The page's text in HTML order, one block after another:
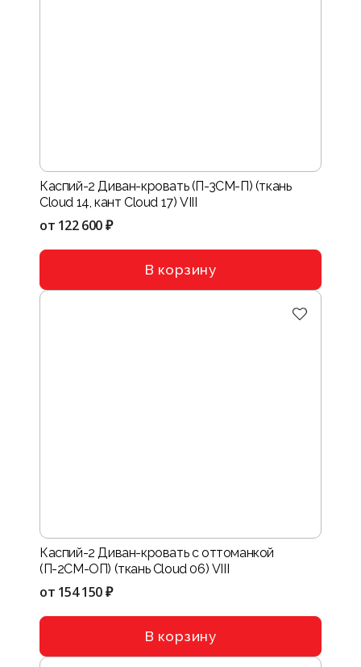
Каспий-2 Диван-кровать (П-3СМ-П) (ткань
Cloud 14, кант Cloud 17) VIII
от 122 600 ₽
В корзину
Каспий-2 Диван-кровать с оттоманкой
(П-2СМ-ОП) (ткань Cloud 06) VIII
от 154 150 ₽
В корзину